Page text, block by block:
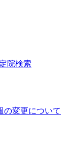
院検索
の変更について